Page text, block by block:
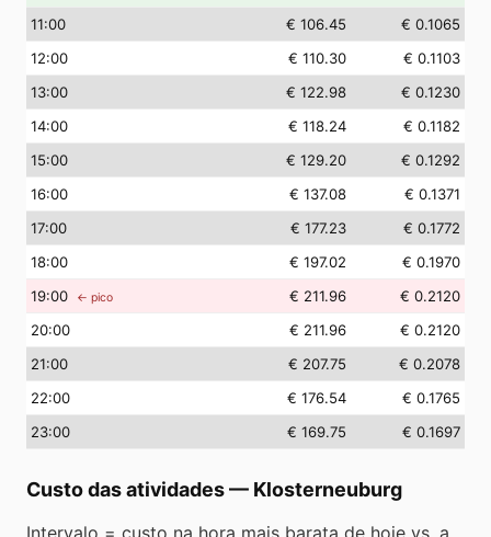
11:00 € 106.45
€ 0.1065
12:00 € 110.30
€ 0.1103
13:00 € 122.98
€ 0.1230
14:00 € 118.24
€ 0.1182
15:00 € 129.20
€ 0.1292
16:00 € 137.08
€ 0.1371
17:00 € 177.23
€ 0.1772
18:00 € 197.02
€ 0.1970
19:00 ← pico € 211.96
€ 0.2120
20:00 € 211.96
€ 0.2120
21:00 € 207.75
€ 0.2078
22:00 € 176.54
€ 0.1765
23:00 € 169.75 € 0.1697
Custo das atividades— Klosterneuburg
Intervalo = custo na hora mais barata de hoje vs. a